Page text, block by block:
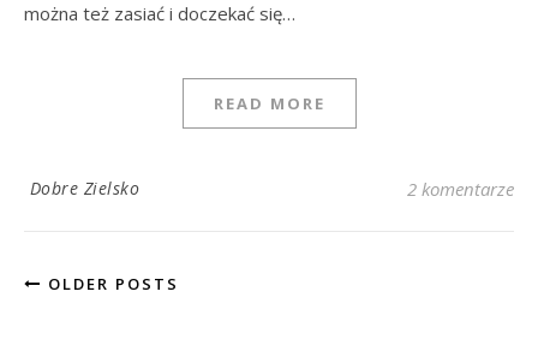
można też zasiać i doczekać się…
READ MORE
Dobre Zielsko 2 komentarze
OLDER POSTS